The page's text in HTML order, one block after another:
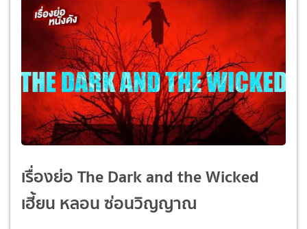
เรื่องย่อ The Dark and the Wicked
เฮี้ยน หลอน ซ่อนวิญญาณ